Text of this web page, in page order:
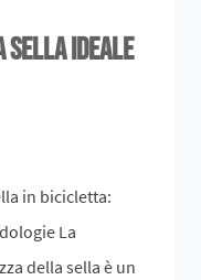
sella ideale
in bicicletta:
La
della sella è un